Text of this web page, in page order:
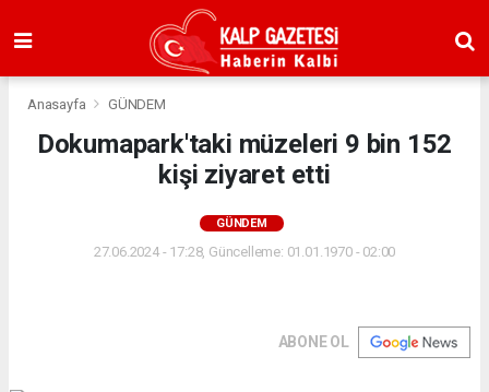
Anasayfa GÜNDEM
Dokumapark'taki müzeleri 9 bin 152
kişi ziyaret etti
GÜNDEM
27.06.2024 - 17:28, Güncelleme: 01.01.1970 - 02:00
ABONE OL